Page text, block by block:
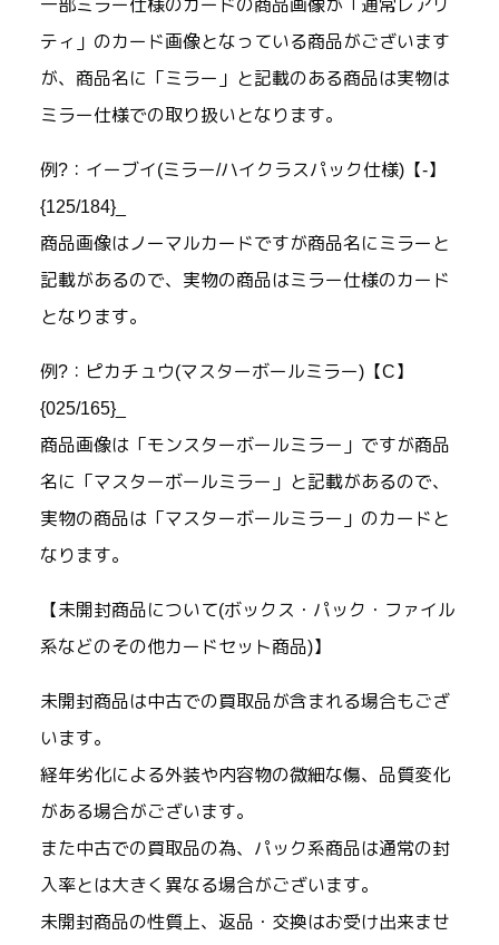
一部ミラー仕様のカードの商品画像が「通常レアリ
ティ」のカード画像となっている商品がございます
が、商品名に「ミラー」と記載のある商品は実物は
ミラー仕様での取り扱いとなります。
例?：イーブイ(ミラー/ハイクラスパック仕様)【-】
{125/184}_
商品画像はノーマルカードですが商品名にミラーと
記載があるので、実物の商品はミラー仕様のカード
となります。
例?：ピカチュウ(マスターボールミラー)【C】
{025/165}_
商品画像は「モンスターボールミラー」ですが商品
名に「マスターボールミラー」と記載があるので、
実物の商品は「マスターボールミラー」のカードと
なります。
【未開封商品について(ボックス・パック・ファイル
系などのその他カードセット商品)】
未開封商品は中古での買取品が含まれる場合もござ
います。
経年劣化による外装や内容物の微細な傷、品質変化
がある場合がございます。
また中古での買取品の為、パック系商品は通常の封
入率とは大きく異なる場合がございます。
未開封商品の性質上、返品・交換はお受け出来ませ